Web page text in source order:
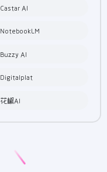
Castar AI
NotebookLM
Buzzy AI
Digitalplat
花椒AI